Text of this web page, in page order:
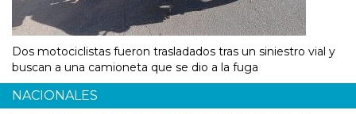
Dos motociclistas fueron trasladados tras un siniestro vial y
buscan a una camioneta que se dio a la fuga
NACIONALES